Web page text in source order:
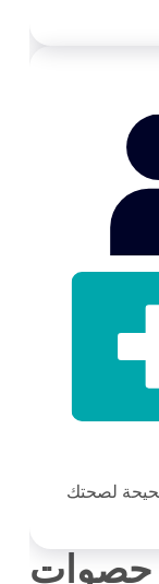
لصحتك
حصوات